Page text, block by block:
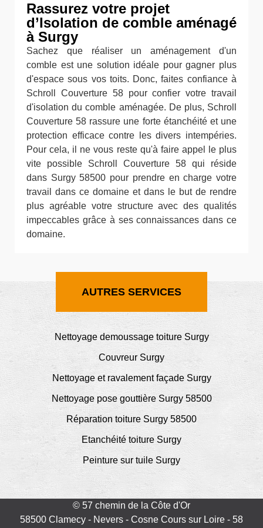
Rassurez votre projet
d’Isolation de comble aménagé
à Surgy
Sachez que réaliser un aménagement d'un
comble est une solution idéale pour gagner plus
d'espace sous vos toits. Donc, faites confiance à
Schroll Couverture 58 pour confier votre travail
d'isolation du comble aménagée. De plus, Schroll
Couverture 58 rassure une forte étanchéité et une
protection efficace contre les divers intempéries.
Pour cela, il ne vous reste qu'à faire appel le plus
vite possible Schroll Couverture 58 qui réside
dans Surgy 58500 pour prendre en charge votre
travail dans ce domaine et dans le but de rendre
plus agréable votre structure avec des qualités
impeccables grâce à ses connaissances dans ce
domaine.
AUTRES SERVICES
Nettoyage demoussage toiture Surgy
Couvreur Surgy
Nettoyage et ravalement façade Surgy
Nettoyage pose gouttière Surgy 58500
Réparation toiture Surgy 58500
Etanchéité toiture Surgy
Peinture sur tuile Surgy
© 57 chemin de la Côte d'Or
58500 Clamecy - Nevers - Cosne Cours sur Loire - 58